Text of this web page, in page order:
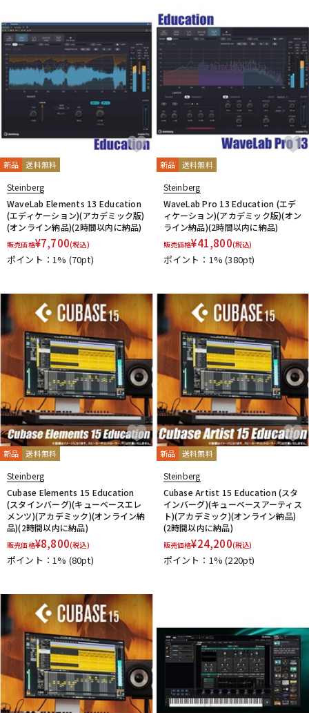
新品 送料無料
Steinberg
WaveLab Elements 13 Education
(エディケーション)(アカデミック版)
(オンライン納品)(2時間以内に納品)
販売価格¥7,700(税込)
ポイント：1% (70pt)
新品 送料無料
Steinberg
WaveLab Pro 13 Education (エデ
ィケーション)(アカデミック版)(オン
ライン納品)(2時間以内に納品)
販売価格¥41,800(税込)
ポイント：1%(380pt)
新品 送料無料
Steinberg
Cubase Elements 15 Education
(スタインバーグ)(キューベースエレ
メンツ)(アカデミック)(オンライン納
品)(2時間以内に納品)
販売価格¥8,800(税込)
ポイント：1% (80pt)
新品 送料無料
Steinberg
Cubase Artist 15 Education (スタ
インバーグ)(キューベースアーティス
ト)(アカデミック)(オンライン納品)
(2時間以内に納品)
販売価格¥24,200(税込)
ポイント：1%(220pt)